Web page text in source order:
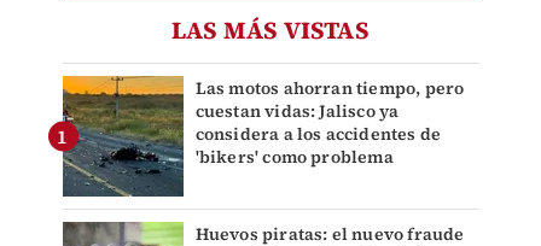
LAS MÁS VISTAS
Las motos ahorran tiempo, pero
cuestan vidas: Jalisco ya
considera a los accidentes de
'bikers' como problema
Huevos piratas: el nuevo fraude